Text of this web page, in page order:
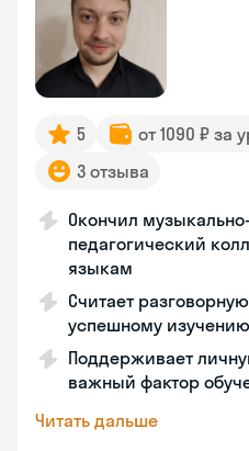
5 от 1090 ₽ за
3 отзыва
Окончил
педагогический
языкам
Считает
успешному
Поддерживает
важный фактор
Читать дальше